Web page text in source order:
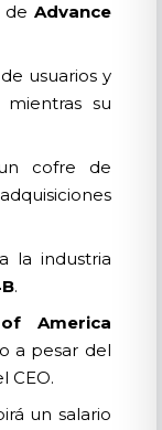
de Advance
usuarios y
su
cofre de
la industria
.
America
a pesar del
CEO.
un salario